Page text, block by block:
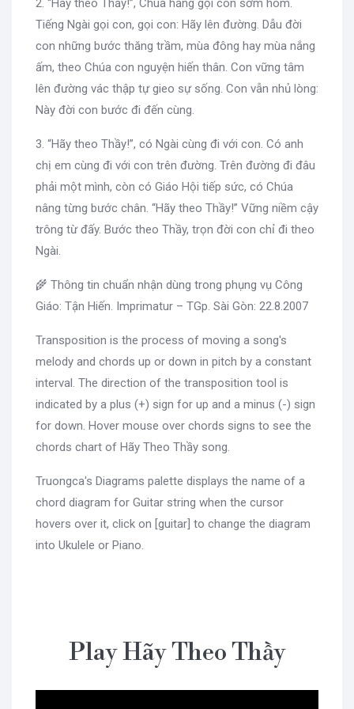
2. “Hãy theo Thầy!”, Chúa hằng gọi con sớm hôm.
Tiếng Ngài gọi con, gọi con: Hãy lên đường. Dẫu đời
con những bước thăng trầm, mùa đông hay mùa nắng
ấm, theo Chúa con nguyện hiến thân. Con vững tâm
lên đường vác thập tự gieo sự sống. Con vẫn nhủ lòng:
Này đời con bước đi đến cùng.
3. “Hãy theo Thầy!”, có Ngài cùng đi với con. Có anh
chị em cùng đi với con trên đường. Trên đường đi đâu
phải một mình, còn có Giáo Hội tiếp sức, có Chúa
nâng từng bước chân. “Hãy theo Thầy!” Vững niềm cậy
trông từ đấy. Bước theo Thầy, trọn đời con chỉ đi theo
Ngài.
🌾 Thông tin chuẩn nhận dùng trong phụng vụ Công
Giáo: Tận Hiến. Imprimatur – TGp. Sài Gòn: 22.8.2007
Transposition is the process of moving a song's
melody and chords up or down in pitch by a constant
interval. The direction of the transposition tool is
indicated by a plus (+) sign for up and a minus (-) sign
for down. Hover mouse over chords signs to see the
chords chart of Hãy Theo Thầy song.
Truongca's Diagrams palette displays the name of a
chord diagram for Guitar string when the cursor
hovers over it, click on [guitar] to change the diagram
into Ukulele or Piano.
Play Hãy Theo Thầy